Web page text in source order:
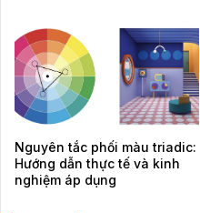
Nguyên tắc phối màu triadic:
Hướng dẫn thực tế và kinh
nghiệm áp dụng